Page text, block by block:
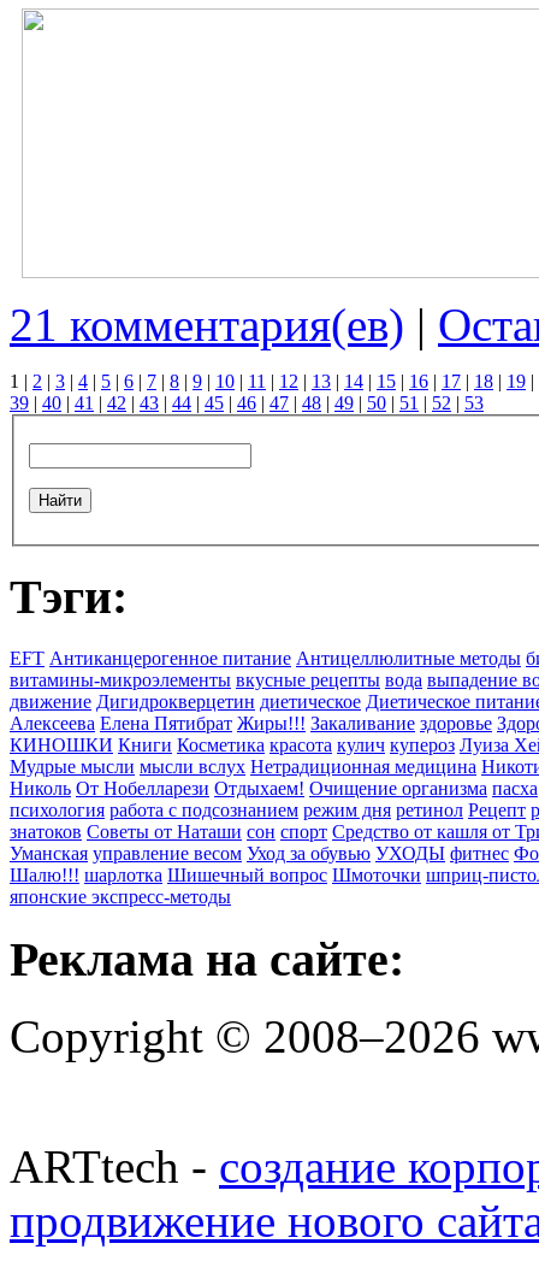
21 комментария(ев) |
1 | 2 | 3 | 4 | 5 | 6 | 7 | 8 | 9 | 10 | 11 | 12 | 13 | 14 | 15 | 16 | 17 | 18 | 19 |
39 | 40 | 41 | 42 | 43 | 44 | 45 | 46 | 47 | 48 | 49 | 50 | 51 | 52 | 53
Тэги:
EFT Антиканцерогенное питание Антицеллюлитные методы
витамины-микроэлементы вкусные рецепты вода выпадение
движение Дигидрокверцетин диетическое Диетическое
Алексеева Елена Пятибрат Жиры!!! Закаливание здоровье
КИНОШКИ Книги Косметика красота кулич купероз Луиза
Мудрые мысли мысли вслух Нетрадиционная медицина
Николь От Нобелларези Отдыхаем! Очищение организма пасха
психология работа с подсознанием режим дня ретинол Рецепт
знатоков Советы от Наташи сон спорт Средство от кашля от
Уманская управление весом Уход за обувью УХОДЫ фитнес
Шалю!!! шарлотка Шишечный вопрос Шмоточки шприц-
японские экспресс-методы
Реклама на сайте:
Copyright © 2008–2026
ARTtech - создание
продвижение нового